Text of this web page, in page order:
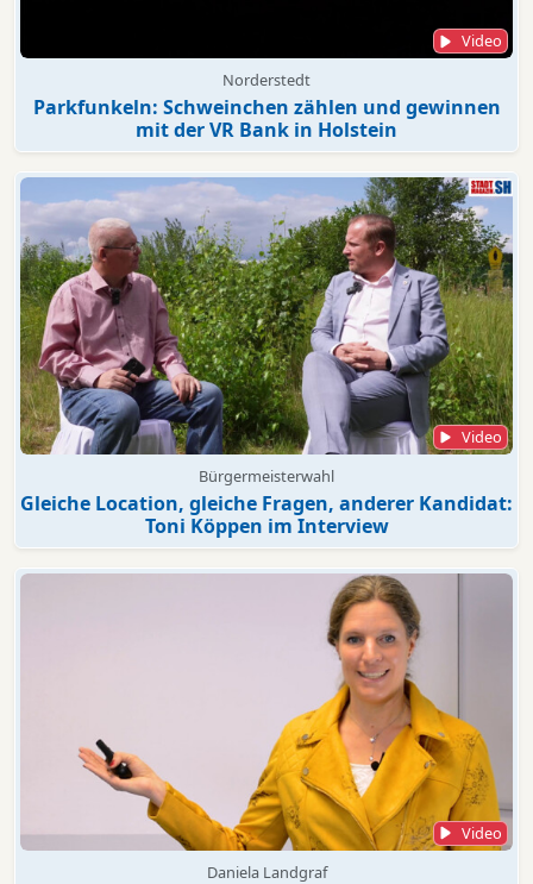
Video
Norderstedt
Parkfunkeln: Schweinchen zählen und gewinnen
mit der VR Bank in Holstein
Video
Bürgermeisterwahl
Gleiche Location, gleiche Fragen, anderer Kandidat:
Toni Köppen im Interview
Video
Daniela Landgraf